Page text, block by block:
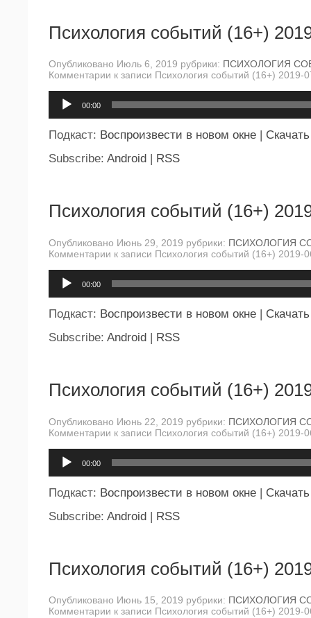
Психология событий (16+)
Опубликовано Июль 6, 2019 рубрики: ПСИХОЛОГИЯ
Комментарии к записи Психология событий (16+) 2019-
00:00
Подкаст: Воспроизвести в новом окне
Скачать
Subscribe: Android RSS
Психология событий (16+)
Опубликовано Июнь 29, 2019 рубрики: ПСИХОЛОГИЯ
Комментарии к записи Психология событий (16+) 2019-
00:00
Подкаст: Воспроизвести в новом окне | Скачать
Subscribe: Android | RSS
Психология событий (16+)
Опубликовано Июнь 22, 2019 рубрики: ПСИХОЛОГИЯ
Комментарии к записи Психология событий (16+) 2019-
00:00
Подкаст: Воспроизвести в новом окне | Скачать
Subscribe: Android | RSS
Психология событий (16+)
Опубликовано Июнь 15, 2019 рубрики: ПСИХОЛОГИЯ
Комментарии к записи Психология событий (16+) 2019-